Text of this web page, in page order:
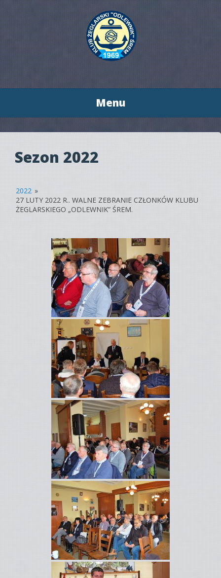
Menu
Przeskocz
do
Sezon 2022
2022 »
27 LUTY 2022 R.. WALNE ZEBRANIE CZŁONKÓW KLUBU
ŻEGLARSKIEGO „ODLEWNIK” ŚREM.